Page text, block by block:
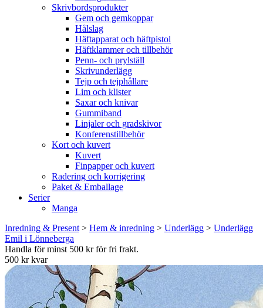
Skrivbordsprodukter
Gem och gemkoppar
Hålslag
Häftapparat och häftpistol
Häftklammer och tillbehör
Penn- och prylställ
Skrivunderlägg
Tejp och tejphållare
Lim och klister
Saxar och knivar
Gummiband
Linjaler och gradskivor
Konferenstillbehör
Kort och kuvert
Kuvert
Finpapper och kuvert
Radering och korrigering
Paket & Emballage
Serier
Manga
Inredning & Present > Hem & inredning > Underlägg > Underlägg
Emil i Lönneberga
Handla för minst 500 kr för fri frakt.
500 kr kvar